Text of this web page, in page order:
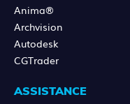
Anima®
Archvision
Autodesk
CGTrader
ASSISTANCE